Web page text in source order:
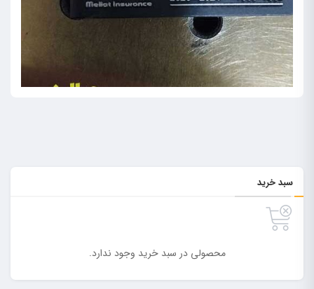
سبد خرید
محصولی در سبد خرید وجود ندارد.